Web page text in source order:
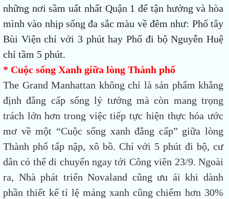
những nơi sầm uất nhất Quận 1 để tận hưởng và hòa
mình vào nhịp sống đa sắc màu về đêm như: Phố tây
Bùi Viện chỉ với 3 phút hay Phố đi bộ Nguyễn Huệ
chỉ tầm 5 phút.
* Cuộc sống Xanh giữa lòng Thành phố
The Grand Manhattan không chỉ là sản phẩm khẳng
định đẳng cấp sống lý tưởng mà còn mang trọng
trách lớn hơn trong việc tiếp tực hiện thực hóa ước
mơ về một “Cuộc sống xanh đẳng cấp” giữa lòng
Thành phố tấp nập, xô bồ. Chỉ với 5 phút đi bộ, cư
dân có thể di chuyển ngay tới Công viên 23/9. Ngoài
ra, Nhà phát triển Novaland cũng ưu ái khi dành
phần thiết kế tỉ lệ mảng xanh cũng chiếm hơn 30%